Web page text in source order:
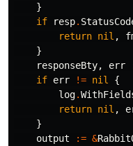
}
if
resp.
return nil ,
}
responseBty, err
if err != nil
{
log.
return nil ,
}
output
:= &